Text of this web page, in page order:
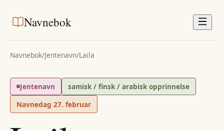
Navnebok
Navnebok/Jentenavn/Laila
Jentenavn
samisk / finsk / arabisk opprinnelse
Navnedag 27. februar